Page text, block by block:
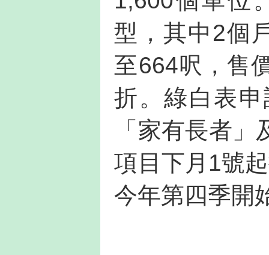
型，其中2個
至664呎，售
折。綠白表
「家有長者
項目下月1號
今年第四季開